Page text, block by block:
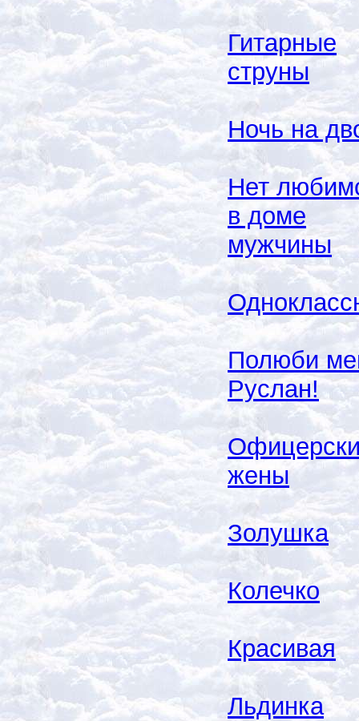
Гитарные
струны
Ночь на
Нет
в доме
мужчины
Полюби
Руслан!
жены
Золушка
Колечко
Красивая
Льдинка